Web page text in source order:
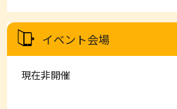
イベント会場
現在非開催